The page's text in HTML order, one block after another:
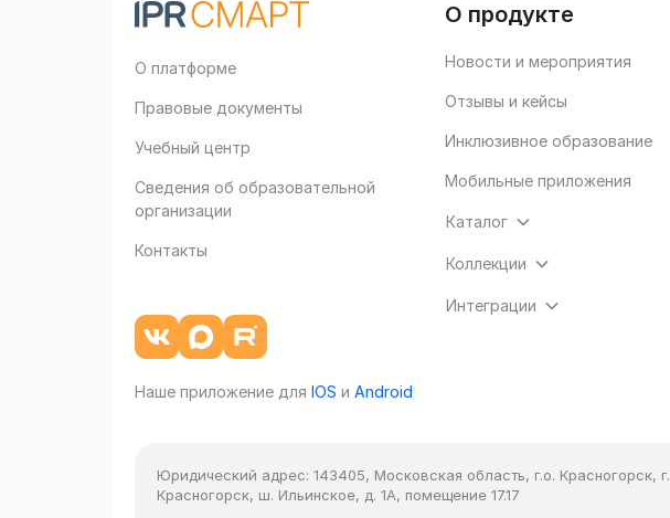
О платформе
Правовые документы
Учебный центр
Сведения об образовательной
организации
Контакты
Наше приложение для IOS и Android
О продукте
Новости и мероприятия
Отзывы и кейсы
Инклюзивное образование
Мобильные приложения
Каталог
Коллекции
Интеграции
Юридический адрес: 143405, Московская область, г.о. Красногорск, г.
Красногорск, ш. Ильинское, д. 1А, помещение 17.17